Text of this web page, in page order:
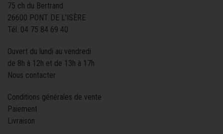
75 ch du Bertrand
26600 PONT DE L'ISÈRE
Tél. 04 75 84 69 40
Ouvert du lundi au vendredi
de 8h à 12h et de 13h à 17h
Nous contacter
Conditions générales de vente
Paiement
Livraison